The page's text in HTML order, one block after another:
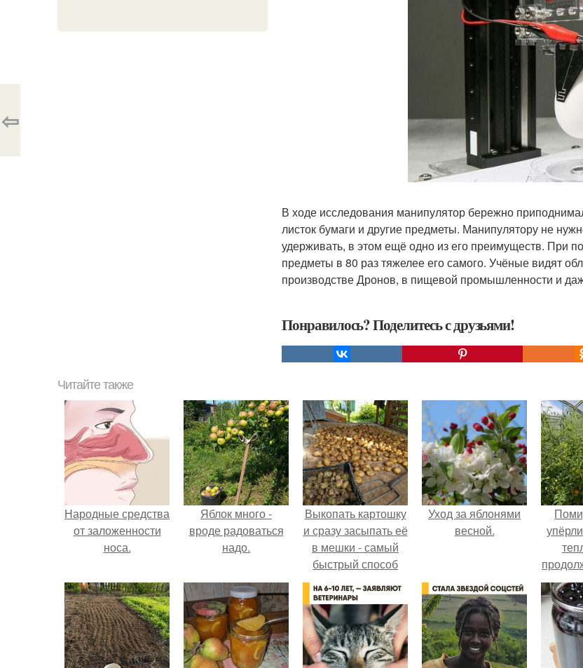
В ходе исследования манипулятор бережно
листок бумаги и другие предметы. Манипулятору не
удерживать, в этом ещё одно из его преимуществ. При
предметы в 80 раз тяжелее его самого. Учёные видят
производстве Дронов, в пищевой промышленности и
Понравилось? Поделитесь с друзьями!
⇦
Читайте также
Народные средства
от заложенности
носа.
Яблок много -
вроде радоваться
надо.
Выкопать картошку
и сразу засыпать её
в мешки - самый
быстрый способ
спрятать вместе с
урожаем гниль,
порезы и больные
клубни.
Уход за яблонями
весной.
как